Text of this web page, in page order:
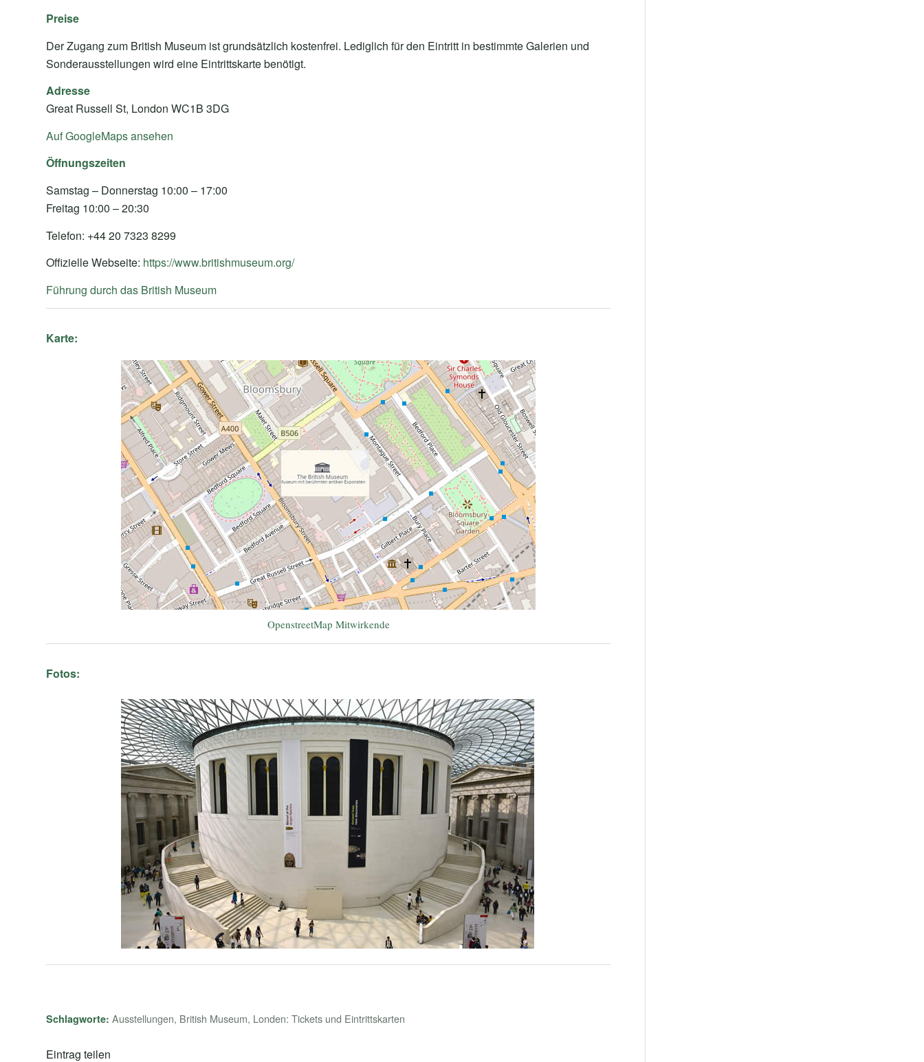
Preise
Der Zugang zum British Museum ist grundsätzlich kostenfrei. Lediglich für den Eintritt in bestimmte Galerien und
Sonderausstellungen wird eine Eintrittskarte benötigt.
Adresse
Great Russell St, London WC1B 3DG
Auf GoogleMaps ansehen
Öffnungszeiten
Samstag – Donnerstag 10:00 – 17:00
Freitag 10:00 – 20:30
Telefon: +44 20 7323 8299
Offizielle Webseite: https://www.britishmuseum.org/
Führung durch das British Museum
Karte:
OpenstreetMap Mitwirkende
Fotos:
Schlagworte: Ausstellungen, British Museum, Londen: Tickets und Eintrittskarten
Eintrag teilen